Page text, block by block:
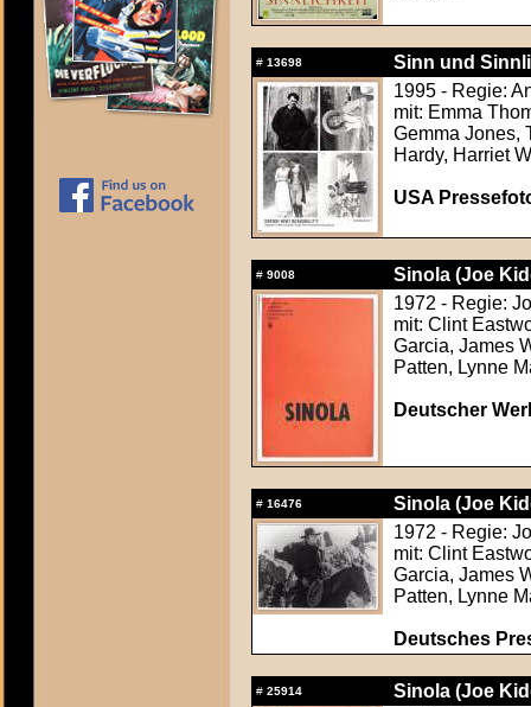
# 13698
Sinn und
1995 - Regie:
mit: Emma
Gemma Jones,
Hardy, Harriet
USA
# 9008
Sinola (Joe
1972 - Regie:
mit: Clint
Garcia, James
Patten, Lynne
Deutscher
# 16476
Sinola (Joe
1972 - Regie:
mit: Clint
Garcia, James
Patten, Lynne
Deutsches
# 25914
Sinola (Joe